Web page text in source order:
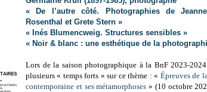
« De l’autre côté. Photographies de
Rosenthal et Grete Stern »
« Inés Blumencweig. Structures sensibles »
« Noir & blanc : une esthétique de la
Lors de la saison photographique à la BnF 2023-
plusieurs « temps forts » sur ce thème : « Épreuves de
contemporaine et ses métamorphoses » (10 octobre